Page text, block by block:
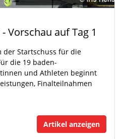
Vorschau auf Tag 1
Startschuss für die
die 19 baden-
und Athleten beginnt
Finalteilnahmen
Artikel anzeigen